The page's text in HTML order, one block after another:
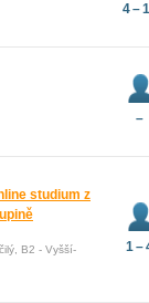
4 –
–
studium z
B2 - Vyšší-
1 –